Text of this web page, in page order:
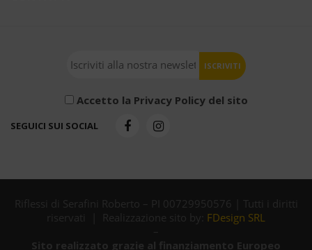
Accetto la Privacy Policy del sito
SEGUICI SUI SOCIAL
Riflessi di Serafini Roberto – PI 00729950576 | Tutti i diritti
riservati | Realizzazione sito by: FDesign SRL
–
Sito realizzato grazie al finanziamento Europeo